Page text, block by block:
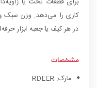
کاری را می‌دهد. وزن سبک
در هر کیف یا جعبه ابزار
مشخصات
مارک: RDEER